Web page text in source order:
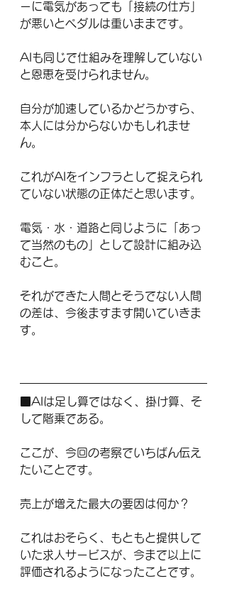
ーに電気があっても「接続の仕方」
が悪いとペダルは重いままです。
AIも同じで仕組みを理解していない
と恩恵を受けられません。
自分が加速しているかどうかすら、
本人には分からないかもしれませ
ん。
これがAIをインフラとして捉えられ
ていない状態の正体だと思います。
電気・水・道路と同じように「あっ
て当然のもの」として設計に組み込
むこと。
それができた人間とそうでない人間
の差は、今後ますます開いていきま
す。
■AIは足し算ではなく、掛け算、そ
して階乗である。
ここが、今回の考察でいちばん伝え
たいことです。
売上が増えた最大の要因は何か？
これはおそらく、もともと提供して
いた求人サービスが、今まで以上に
評価されるようになったことです。